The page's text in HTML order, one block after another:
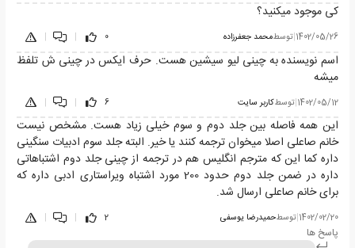
کی موجود میکنید؟
1402/05/26
|توسطمحمد جعفرزاده 0
|
|
اسم نویسنده به چینی لیو سیشین هست. حرف ایکس در چینی ش تلفظ
میشه
1402/05/12
|توسطکاربر سایت 6
|
|
این همه فاصله بین جلد دوم و سوم خیلی زیاد هست. مشخص نیست
خانم صاعلی اصلا میخوان ترجمه کنند یا خیر. البته جلد سوم ادبیات سنگینی
داره کما این که مترجم انگلیس هم در ترجمه از چینی جلد دوم اشتباهاتی
داره در ضمن جلد دوم حدود 200 مورد اشتباه ویراستاری ادبی داره که
برای خانم صاعلی ارسال شد.
1402/02/20
|توسطحمیدرضا یوسفی 2
|
|
پاسخ ها